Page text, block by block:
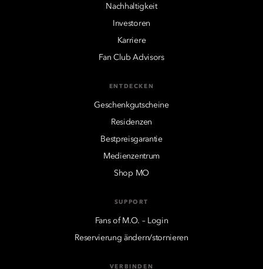
Nachhaltigkeit
Investoren
Karriere
Fan Club Advisors
ENTDECKEN
Geschenkgutscheine
Residenzen
Bestpreisgarantie
Medienzentrum
Shop MO
SUPPORT
Fans of M.O. – Login
Reservierung ändern/stornieren
VERBINDEN